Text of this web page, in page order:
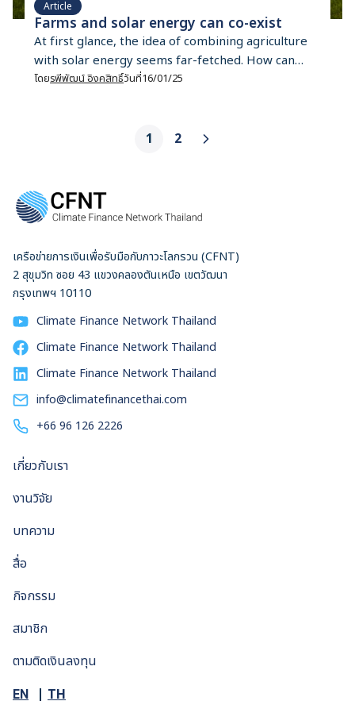
Article
Farms and solar energy can co-exist
At first glance, the idea of combining agriculture
with solar energy seems far-fetched. How can
crops and solar panels compete for the same
last month. As part of a media tour organised by
โดยรพีพัฒน์ อิงคสิทธิ์วันที่16/01/25
1 2
เครือข่ายการเงินเพื่อรับมือกับภาวะโลกรวน (CFNT)
2 สุขุมวิท ซอย 43 แขวงคลองตันเหนือ เขตวัฒนา
กรุงเทพฯ 10110
Climate Finance Network Thailand
Climate Finance Network Thailand
Climate Finance Network Thailand
info@climatefinancethai.com
+66 96 126 2226
เกี่ยวกับเรา
งานวิจัย
บทความ
สื่อ
กิจกรรม
สมาชิก
ตามติดเงินลงทุน
EN TH